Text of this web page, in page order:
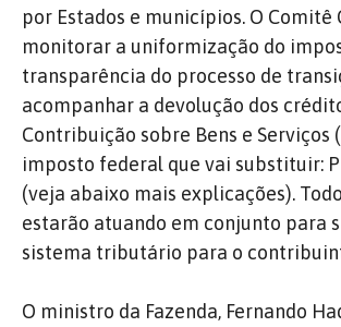
por Estados e municípios. O Comitê
monitorar a uniformização do
transparência do processo de
acompanhar a devolução dos
Contribuição sobre Bens e Serviços
imposto federal que vai substituir:
(veja abaixo mais explicações).
estarão atuando em conjunto para
sistema tributário para o
O ministro da Fazenda, Fernando